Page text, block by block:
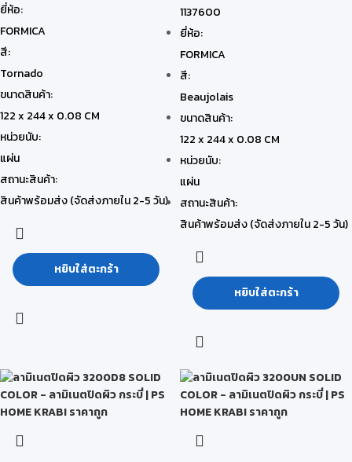
ยี่ห้อ:
FORMICA
สี:
Tornado
ขนาดสินค้า:
122 x 244 x 0.08 CM
หน่วยนับ:
แผ่น
สถานะสินค้า:
สินค้าพร้อมส่ง (จัดส่งภายใน 2-5 วัน)
หยิบใส่ตะกร้า
1137600
ยี่ห้อ:
FORMICA
สี:
Beaujolais
ขนาดสินค้า:
122 x 244 x 0.08 CM
หน่วยนับ:
แผ่น
สถานะสินค้า:
สินค้าพร้อมส่ง (จัดส่งภายใน 2-5 วัน)
หยิบใส่ตะกร้า